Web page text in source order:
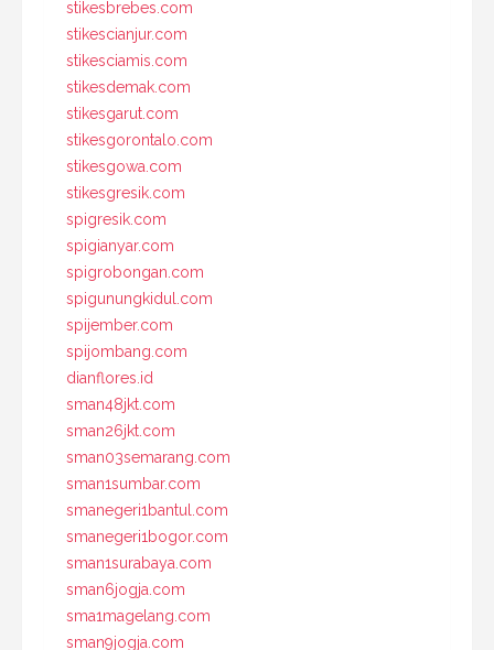
stikesbrebes.com
stikescianjur.com
stikesciamis.com
stikesdemak.com
stikesgarut.com
stikesgorontalo.com
stikesgowa.com
stikesgresik.com
spigresik.com
spigianyar.com
spigrobongan.com
spigunungkidul.com
spijember.com
spijombang.com
dianflores.id
sman48jkt.com
sman26jkt.com
sman03semarang.com
sman1sumbar.com
smanegeri1bantul.com
smanegeri1bogor.com
sman1surabaya.com
sman6jogja.com
sma1magelang.com
sman9jogja.com